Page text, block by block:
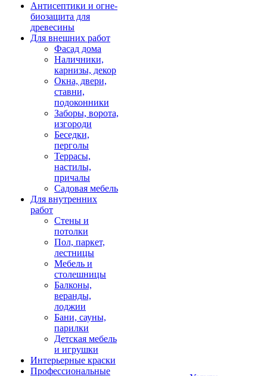
Антисептики и огне-
биозащита для
древесины
Для внешних работ
Фасад дома
Наличники,
карнизы, декор
Окна, двери,
ставни,
подоконники
Заборы, ворота,
изгороди
Беседки,
перголы
Террасы,
настилы,
причалы
Садовая мебель
Для внутренних
работ
Стены и
потолки
Пол, паркет,
лестницы
Мебель и
столешницы
Балконы,
веранды,
лоджии
Бани, сауны,
парилки
Детская мебель
и игрушки
Интерьерные краски
Профессиональные